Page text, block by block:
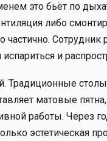
это бьёт по
либо
и
Традиционные
матовые
работы. Через
эстетическая